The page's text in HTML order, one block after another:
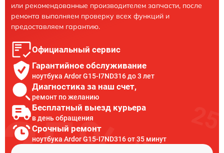
или рекомендованные производителем запчасти, после
ремонта выполняем проверку всех функций и
предоставляем гарантию.
Официальный сервис
Гарантийное обслуживание
ноутбука Ardor G15-I7ND316 до 3 лет
Диагностика за наш счет,
ремонт по желанию
Бесплатный выезд курьера
в день обращения
Срочный ремонт
ноутбука Ardor G15-I7ND316 от 35 минут